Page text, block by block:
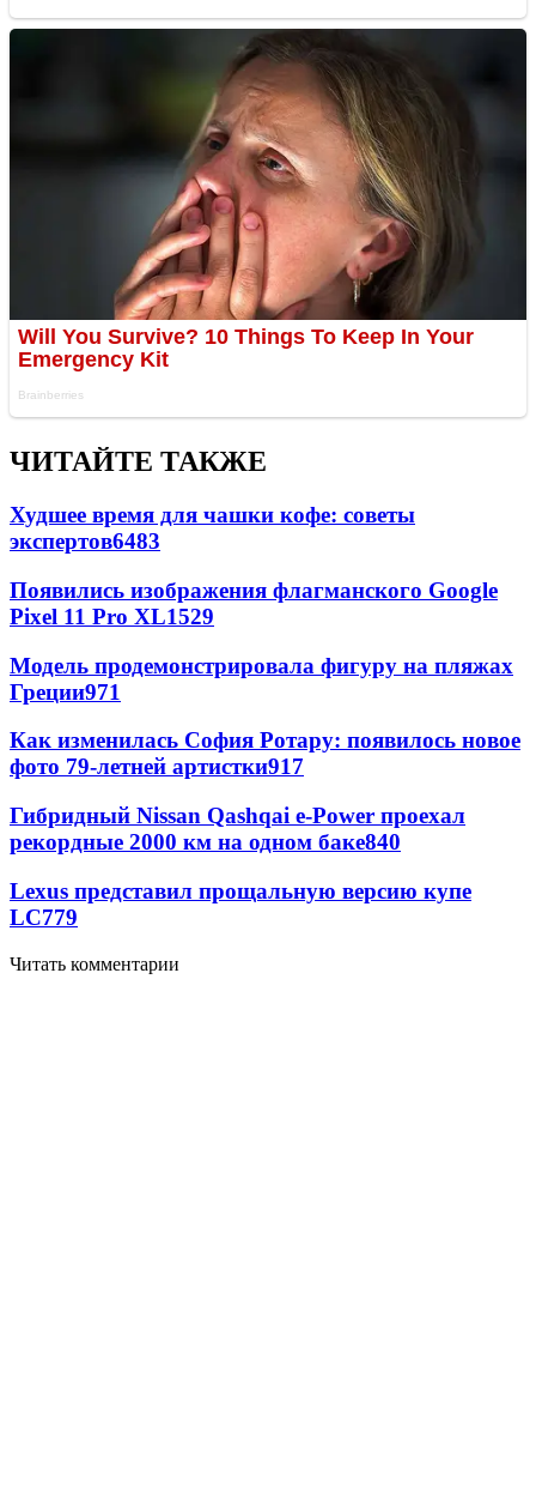
ЧИТАЙТЕ ТАКЖЕ
Худшее время для чашки кофе: советы
экспертов6483
Появились изображения флагманского Google
Pixel 11 Pro XL1529
Модель продемонстрировала фигуру на пляжах
Греции971
Как изменилась София Ротару: появилось новое
фото 79-летней артистки917
Гибридный Nissan Qashqai e-Power проехал
рекордные 2000 км на одном баке840
Lexus представил прощальную версию купе
LC779
Читать комментарии